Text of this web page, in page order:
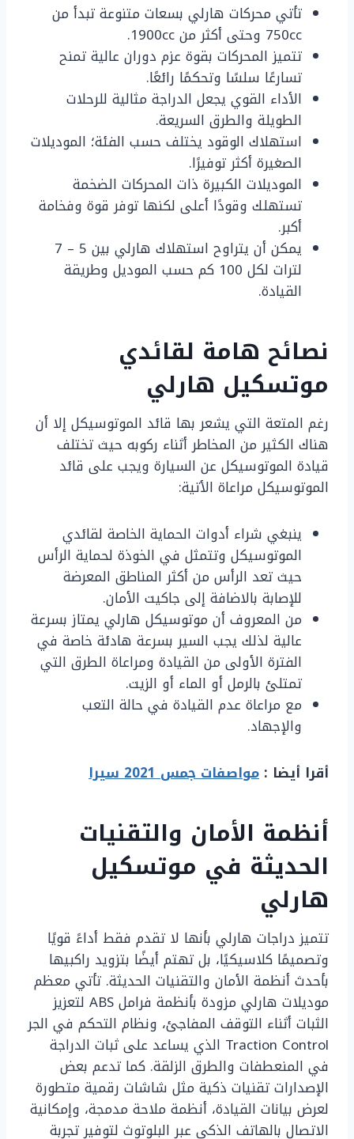
تأتي محركات هارلي بسعات متنوعة تبدأ من
750cc وحتى أكثر من 1900cc.
تتميز المحركات بقوة عزم دوران عالية تمنح
تسارعًا سلسًا وتحكمًا رائعًا.
الأداء القوي يجعل الدراجة مثالية للرحلات
الطويلة والطرق السريعة.
استهلاك الوقود يختلف حسب الفئة؛ الموديلات
الصغيرة أكثر توفيرًا.
الموديلات الكبيرة ذات المحركات الضخمة
تستهلك وقودًا أعلى لكنها توفر قوة وفخامة
أكبر.
يمكن أن يتراوح استهلاك هارلي بين 5 – 7
لترات لكل 100 كم حسب الموديل وطريقة
القيادة.
نصائح هامة لقائدي
موتسكيل هارلي
رغم المتعة التي يشعر بها قائد الموتوسيكل إلا أن
هناك الكثير من المخاطر أثناء ركوبه حيث تختلف
قيادة الموتوسيكل عن السيارة ويجب على قائد
الموتوسيكل مراعاة الأتية:
ينبغي شراء أدوات الحماية الخاصة لقائدي
الموتوسيكل وتتمثل في الخوذة لحماية الرأس
حيث تعد الرأس من أكثر المناطق المعرضة
للإصابة بالاضافة إلى جاكيت الأمان.
من المعروف أن موتوسيكل هارلي يمتاز بسرعة
عالية لذلك يجب السير بسرعة هادئة خاصة في
الفترة الأولى من القيادة ومراعاة الطرق التي
تمتلئ بالرمل أو الماء أو الزيت.
مع مراعاة عدم القيادة في حالة التعب
والإجهاد.
أقرا أيضا : مواصفات جمس 2021 سيرا
أنظمة الأمان والتقنيات
الحديثة في موتسكيل
هارلي
تتميز دراجات هارلي بأنها لا تقدم فقط أداءً قويًا
وتصميمًا كلاسيكيًا، بل تهتم أيضًا بتزويد راكبيها
بأحدث أنظمة الأمان والتقنيات الحديثة. تأتي معظم
موديلات هارلي مزودة بأنظمة فرامل ABS لتعزيز
الثبات أثناء التوقف المفاجئ، ونظام التحكم في الجر
Traction Control الذي يساعد على ثبات الدراجة
في المنعطفات والطرق الزلقة. كما تدعم بعض
الإصدارات تقنيات ذكية مثل شاشات رقمية متطورة
لعرض بيانات القيادة، أنظمة ملاحة مدمجة، وإمكانية
الاتصال بالهاتف الذكي عبر البلوتوث لتوفير تجربة